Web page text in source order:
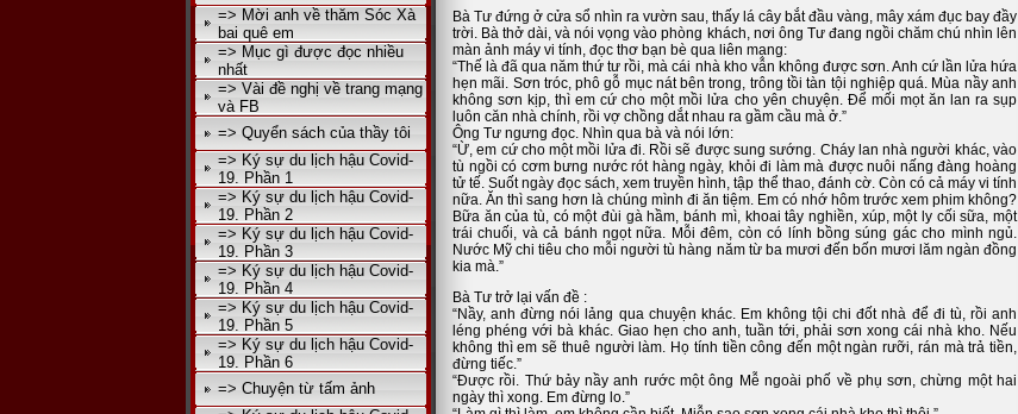
=> Mời anh về thăm Sóc Xà
bai quê em
=> Mục gì được đọc nhiều
nhất
=> Vài đề nghị về trang mạng
và FB
=> Quyển sách của thầy tôi
=> Ký sự du lịch hậu Covid-
19. Phần 1
=> Ký sự du lịch hậu Covid-
19. Phần 2
=> Ký sự du lịch hậu Covid-
19. Phần 3
=> Ký sự du lịch hậu Covid-
19. Phần 4
=> Ký sự du lịch hậu Covid-
19. Phần 5
=> Ký sự du lịch hậu Covid-
19. Phần 6
=> Chuyện từ tấm ảnh
Bà Tư đứng ở cửa sổ nhìn ra vườn sau, thấy lá cây bắt đầu vàng, mây xám đục bay đầy
trời. Bà thở dài, và nói vọng vào phòng khách, nơi ông Tư đang ngồi chăm chú nhìn lên
màn ảnh máy vi tính, đọc thơ bạn bè qua liên mạng:
“Thế là đã qua năm thứ tư rồi, mà cái nhà kho vẫn không được sơn. Anh cứ lần lửa hứa
hẹn mãi. Sơn tróc, phô gỗ mục nát bên trong, trông tồi tàn tội nghiệp quá. Mùa nầy anh
không sơn kịp, thì em cứ cho một mồi lửa cho yên chuyện. Để mối mọt ăn lan ra sụp
luôn căn nhà chính, rồi vợ chồng dắt nhau ra gầm cầu mà ở.”
Ông Tư ngưng đọc. Nhìn qua bà và nói lớn:
“Ừ, em cứ cho một mồi lửa đi. Rồi sẽ được sung sướng. Cháy lan nhà người khác, vào
tù ngồi có cơm bưng nước rót hàng ngày, khỏi đi làm mà được nuôi nấng đàng hoàng
tử tế. Suốt ngày đọc sách, xem truyền hình, tập thể thao, đánh cờ. Còn có cả máy vi tính
nữa. Ăn thì sang hơn là chúng mình đi ăn tiệm. Em có nhớ hôm trước xem phim không?
Bữa ăn của tù, có một đùi gà hầm, bánh mì, khoai tây nghiền, xúp, một ly cối sữa, một
trái chuối, và cả bánh ngọt nữa. Mỗi đêm, còn có lính bồng súng gác cho mình ngủ.
Nước Mỹ chi tiêu cho mỗi người tù hàng năm từ ba mươi đến bốn mươi lăm ngàn đồng
kia mà.”
Bà Tư trở lại vấn đề :
“Nầy, anh đừng nói lảng qua chuyện khác. Em không tội chi đốt nhà để đi tù, rồi anh
léng phéng với bà khác. Giao hẹn cho anh, tuần tới, phải sơn xong cái nhà kho. Nếu
không thì em sẽ thuê người làm. Họ tính tiền công đến một ngàn rưỡi, rán mà trả tiền,
đừng tiếc.”
“Được rồi. Thứ bảy nầy anh rước một ông Mễ ngoài phố về phụ sơn, chừng một hai
ngày thì xong. Em đừng lo.”